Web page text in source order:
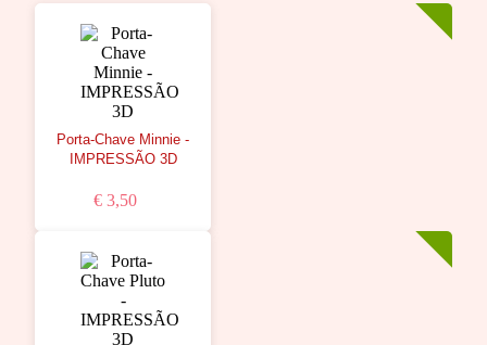
Porta-Chave Minnie -
IMPRESSÃO 3D
€ 3,50